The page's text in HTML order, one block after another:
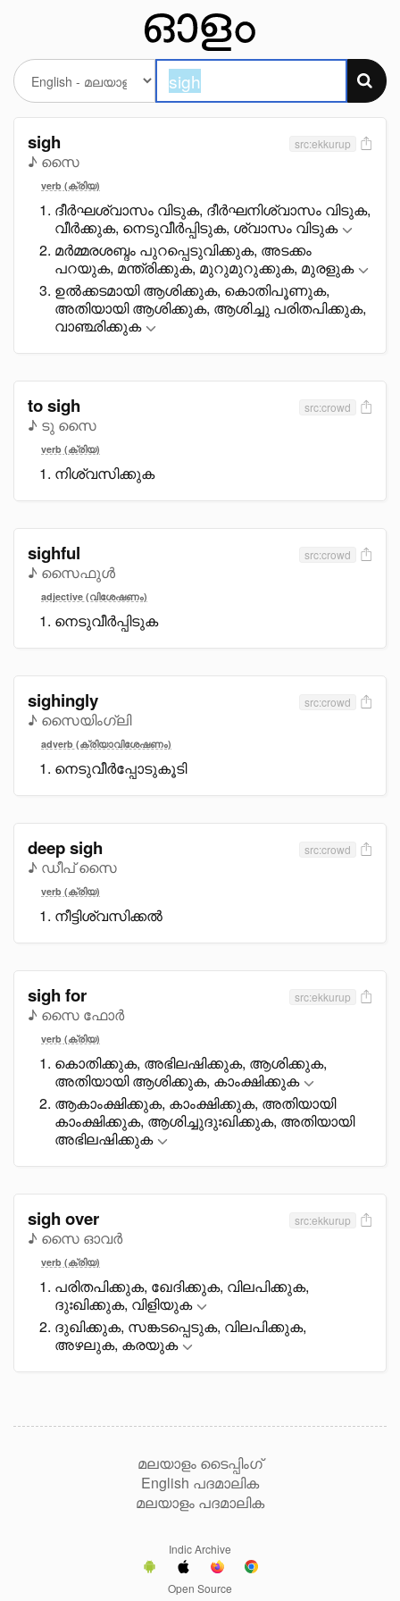
sigh
♪ സൈ
src:ekkurup
verb (ക്രിയ)
ദീർഘശ്വാസം വിടുക, ദീർഘനിശ്വാസം വിടുക,
വീർക്കുക, നെടുവീർപ്പിടുക, ശ്വാസം വിടുക
മർമ്മരശബ്ദം പുറപ്പെടുവിക്കുക, അടക്കം
പറയുക, മന്ത്രിക്കുക, മുറുമുറുക്കുക, മുരളുക
ഉൽക്കടമായി ആശിക്കുക, കൊതിപൂണുക,
അതിയായി ആശിക്കുക, ആശിച്ചു പരിതപിക്കുക,
വാഞ്ഛിക്കുക
to sigh
♪ ടു സൈ
src:crowd
verb (ക്രിയ)
നിശ്വസിക്കുക
sighful
♪ സൈഫുൾ
src:crowd
adjective (വിശേഷണം)
നെടുവീർപ്പിടുക
sighingly
♪ സൈയിംഗ്ലി
src:crowd
adverb (ക്രിയാവിശേഷണം)
നെടുവീർപ്പോടുകൂടി
deep sigh
♪ ഡീപ് സൈ
src:crowd
verb (ക്രിയ)
നീട്ടിശ്വസിക്കൽ
sigh for
♪ സൈ ഫോർ
src:ekkurup
verb (ക്രിയ)
കൊതിക്കുക, അഭിലഷിക്കുക, ആശിക്കുക,
അതിയായി ആശിക്കുക, കാംക്ഷിക്കുക
ആകാംക്ഷിക്കുക, കാംക്ഷിക്കുക, അതിയായി
കാംക്ഷിക്കുക, ആശിച്ചുദുഃഖിക്കുക, അതിയായി
അഭിലഷിക്കുക
sigh over
♪ സൈ ഓവർ
src:ekkurup
verb (ക്രിയ)
പരിതപിക്കുക, ഖേദിക്കുക, വിലപിക്കുക,
ദുഃഖിക്കുക, വിളിയുക
ദുഖിക്കുക, സങ്കടപ്പെടുക, വിലപിക്കുക,
അഴലുക, കരയുക
മലയാളം ടൈപ്പിംഗ്
English പദമാലിക
മലയാളം പദമാലിക
Indic Archive
Open Source